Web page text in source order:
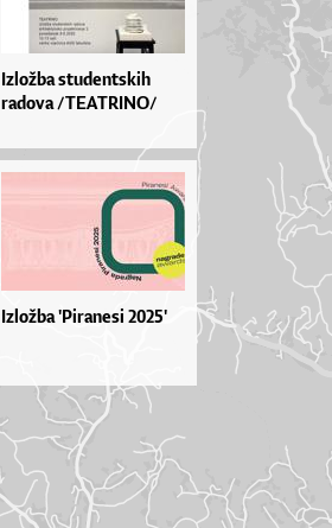
Izložba studentskih
radova /TEATRINO/
Izložba 'Piranesi 2025'